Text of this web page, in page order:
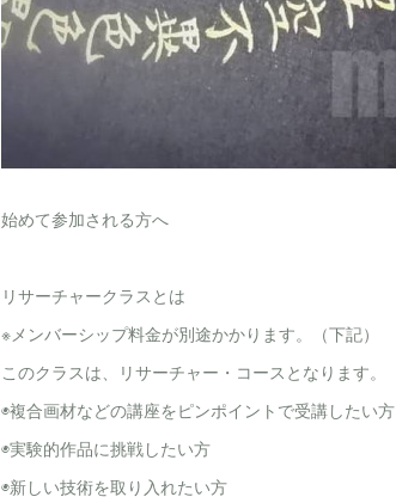
始めて参加される方へ
リサーチャークラスとは
※メンバーシップ料金が別途かかります。（下記）
このクラスは、リサーチャー・コースとなります。
◉複合画材などの講座をピンポイントで受講したい方
◉実験的作品に挑戦したい方
◉新しい技術を取り入れたい方